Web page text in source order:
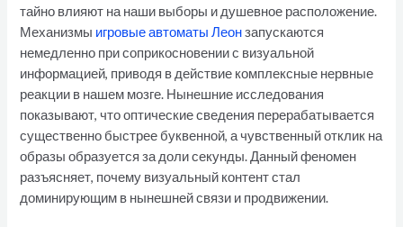
тайно влияют на наши выборы и душевное расположение.
Механизмы игровые автоматы Леонзапускаются
немедленно при соприкосновении с визуальной
информацией, приводя в действие комплексные нервные
реакции в нашем мозге. Нынешние исследования
показывают, что оптические сведения перерабатывается
существенно быстрее буквенной, а чувственный отклик на
образы образуется за доли секунды. Данный феномен
разъясняет, почему визуальный контент стал
доминирующим в нынешней связи и продвижении.